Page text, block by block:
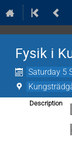
Fysik i
Saturday 5
Description